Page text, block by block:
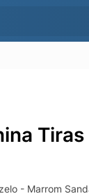
- Marrom